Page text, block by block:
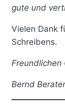
gute und
Vielen Dank
Schreibens.
Freundlichen
Bernd